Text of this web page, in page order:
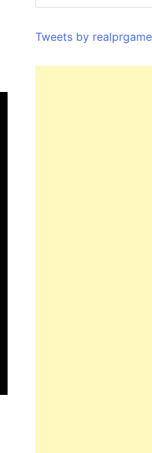
Tweets by